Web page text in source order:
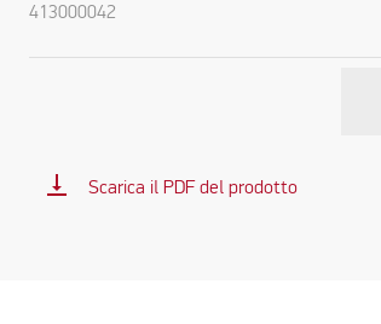
413000042
vertical_align_bottom Scarica il PDF del prodotto